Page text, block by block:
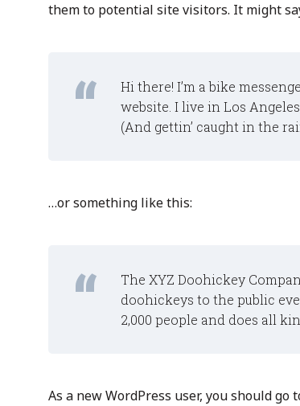
them to potential site visitors. It might
Hi there! I’m a bike
website. I live in Los
(And gettin’ caught in the
…or something like this:
The XYZ Doohickey
doohickeys to the public
2,000 people and does all
As a new WordPress user, you should go